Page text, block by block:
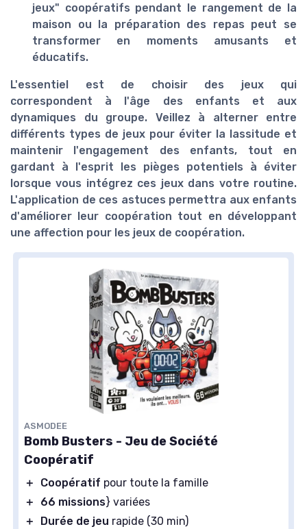
jeux" coopératifs pendant le rangement de la
maison ou la préparation des repas peut se
transformer en moments amusants et
éducatifs.
L'essentiel est de choisir des jeux qui
correspondent à l'âge des enfants et aux
dynamiques du groupe. Veillez à alterner entre
différents types de jeux pour éviter la lassitude et
maintenir l'engagement des enfants, tout en
gardant à l'esprit les pièges potentiels à éviter
lorsque vous intégrez ces jeux dans votre routine.
L'application de ces astuces permettra aux enfants
d'améliorer leur coopération tout en développant
une affection pour les jeux de coopération.
ASMODEE
Bomb Busters - Jeu de Société
Coopératif
＋ Coopératif pour toute la famille
＋
66 missions} variées
＋
Durée de jeu rapide (30 min)